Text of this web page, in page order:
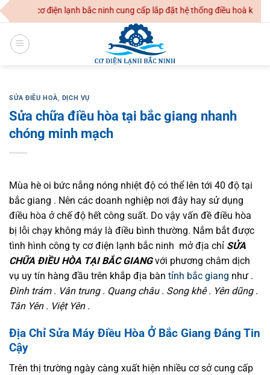
Skip
to
content
cơ điện lạnh bắc ninh cung cấp lắp đặt hệ thống điều hoà không khí
SỬA ĐIỀU HOÀ, DỊCH VỤ
Sửa chữa điều hòa tại bắc giang nhanh
chóng minh mạch
Mùa hè oi bức nắng nóng nhiệt độ có thể lên tới 40 độ tại
bắc giang . Nên các doanh nghiệp nơi đây hay sử dụng
điều hòa ở chế độ hết công suất. Do vậy vấn đề điều hòa
bị lỗi chạy không máy là điều bình thường. Nắm bắt được
tình hình công ty cơ điện lạnh bắc ninh mở địa chỉ SỬA
CHỮA ĐIỀU HÒA TẠI BẮC GIANGvới phương châm dịch
vụ uy tín hàng đầu trên khắp địa bàn tỉnh bắc giang như .
Đình trám . Vân trung . Quang châu . Song khê . Yên dũng .
Tân Yên . Việt Yên .
Địa Chỉ Sửa Máy Điều Hòa Ở Bắc Giang Đáng Tin
Cậy
Trên thị trường ngày càng xuất hiện nhiều cơ sở cung cấp